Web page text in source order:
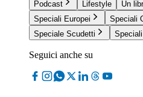
Podcast
Lifestyle
Un
Speciali Europei
Speciali
Speciale Scudetti
Seguici anche su